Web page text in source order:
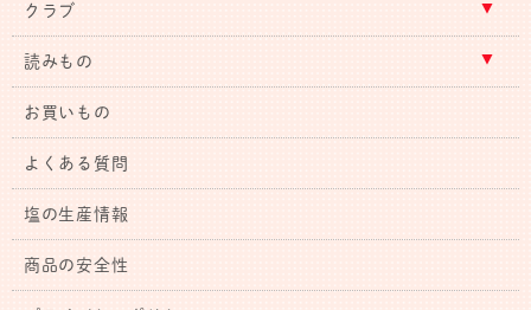
クラブ
読みもの
お買いもの
よくある質問
塩の生産情報
商品の安全性